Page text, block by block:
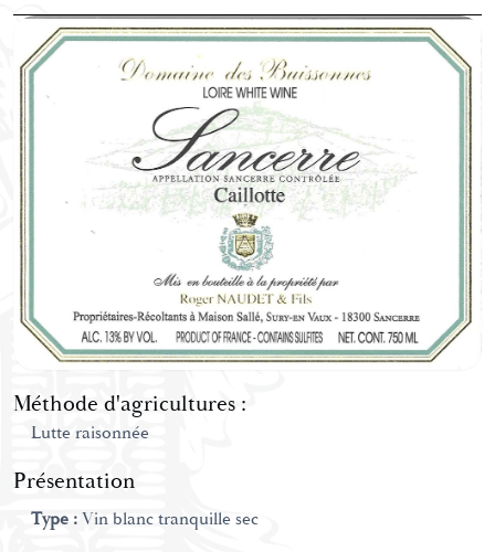
Méthode d'agricultures :
Lutte raisonnée
Présentation
Type :Vin blanc tranquille sec